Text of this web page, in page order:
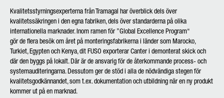
Kvalitetsstyrningsexperterna från Tramagal har överblick dels över
kvalitetssäkringen i den egna fabriken, dels över standarderna på olika
internationella marknader. Inom ramen för ”Global Excellence Program“
gör de flera besök om året på monteringsfabrikerna i länder som Marocko,
Turkiet, Egypten och Kenya, dit FUSO exporterar Canter i demonterat skick och
där den byggs på lokalt. Där är de ansvarig för de återkommande process- och
systemauditeringarna. Dessutom ger de stöd i alla de nödvändiga stegen för
kvalitetsgodkännandet, som t.ex. dokumentation och utbildning när en ny produkt
kommer ut på en marknad.